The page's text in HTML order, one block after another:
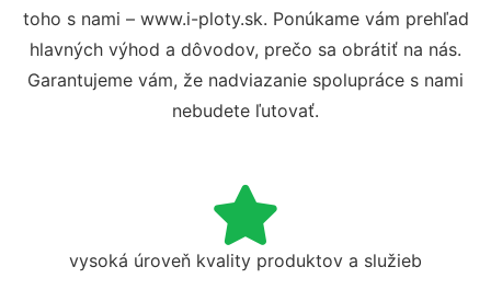
toho s nami – www.i-ploty.sk. Ponúkame vám prehľad
hlavných výhod a dôvodov, prečo sa obrátiť na nás.
Garantujeme vám, že nadviazanie spolupráce s nami
nebudete ľutovať.
vysoká úroveň kvality produktov a služieb